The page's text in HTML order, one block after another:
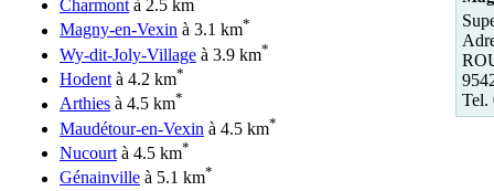
Charmont à 2.5 km
Magny-en-Vexin à 3.1 km*
Wy-dit-Joly-Village à 3.9 km*
Hodent à 4.2 km*
Arthies à 4.5 km*
Maudétour-en-Vexin à 4.5 km*
Nucourt à 4.5 km*
Génainville à 5.1 km*
Tel.